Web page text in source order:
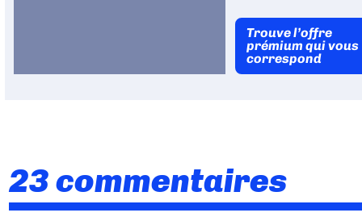
Trouve l’offre
prémium qui vous
correspond
23 commentaires